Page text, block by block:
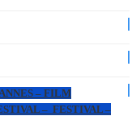
– FILM
– FESTIVAL –